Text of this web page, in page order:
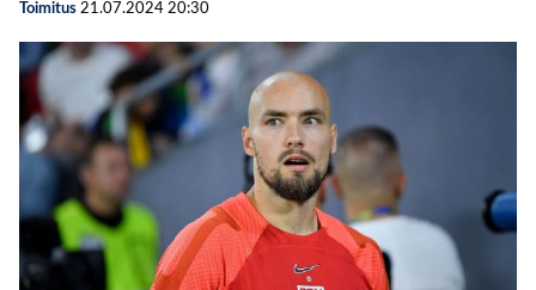
Toimitus 21.07.2024 20:30